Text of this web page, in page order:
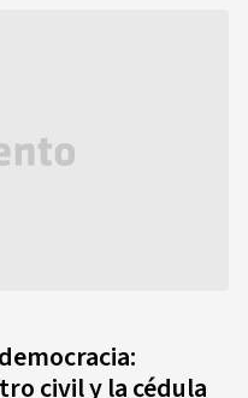
civil y la cédula